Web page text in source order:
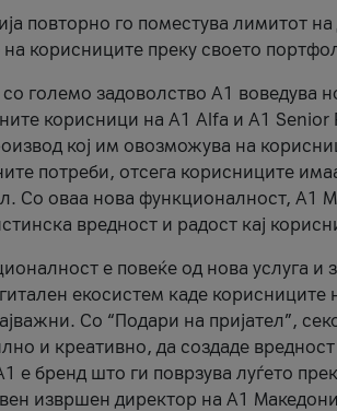
повторно го поместува лимитот
корисниците преку своето
големо задоволство А1 воведува
корисници на А1 Alfa и A1
кој им овозможува на
потреби, отсега корисниците
Со оваа нова функционалност, А1
вредност и радост кај
е повеќе од нова услуга и
екосистем каде
Со “Подари на пријател”,
и креативно, да создаде
е бренд што ги поврзува луѓето
извршен директор на А1